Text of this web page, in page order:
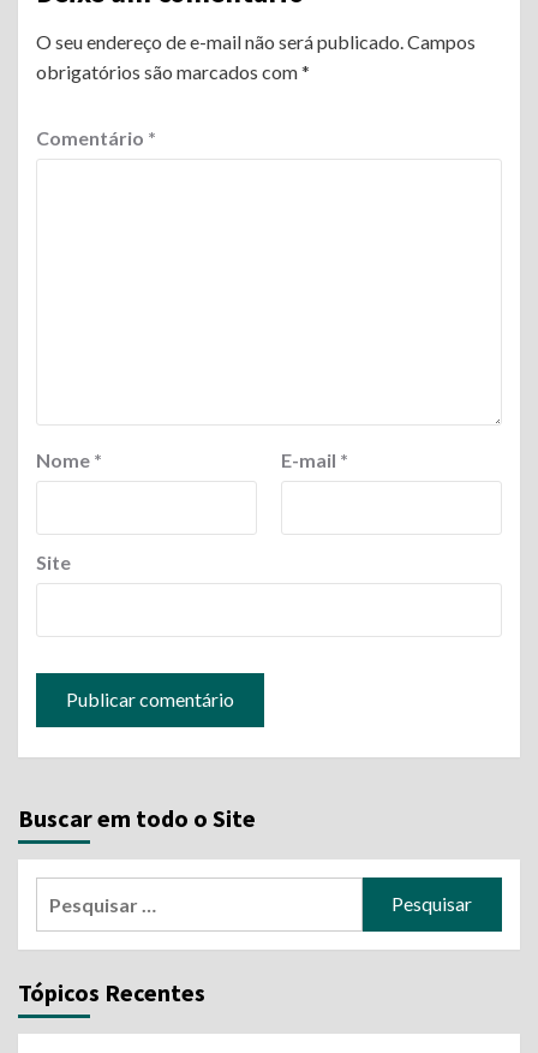
O seu endereço de e-mail não será publicado. Campos
obrigatórios são marcados com*
Comentário *
Nome * E-mail *
Site
Buscar em todo o Site
Tópicos Recentes